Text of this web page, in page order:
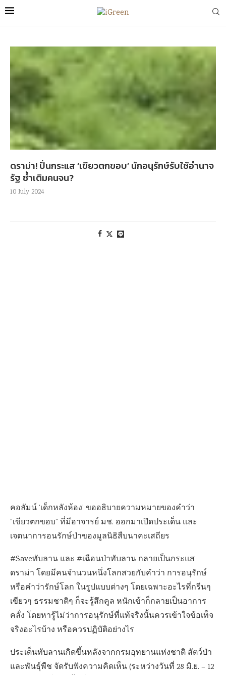
ดราม่า! ปั่นกระแส ‘เขียวตกขอบ’ นักอนุรักษ์รับใช้อำนาจ
รัฐ ซ้ำเติมคนจน?
10 July 2024
คอลัมน์ ‘เด็กหลังห้อง’ ขออธิบายความหมายของคำว่า
“เขียวตกขอบ” ที่มีอาจารย์ มช. ออกมาเปิดประเด็น และ
เจตนาการอนรักษ์ป่าของมูลนิธิสืบนาคะเสถียร
#Saveทับลาน และ #เฉือนป่าทับลาน กลายเป็นกระแส
ดราม่า โดยมีคนจำนวนหนึ่งโลกสวยกับคำว่า การอนุรักษ์
หรือคำว่ารักษ์โลก ในรูปแบบต่างๆ โดยเฉพาะอะไรที่กรีนๆ
เขียวๆ ธรรมชาติๆ ก็จะรู้สึกคูล หนักเข้าก็กลายเป็นอาการ
คลั่ง โดยหารู้ไม่ว่าการอนุรักษ์ที่แท้จริงนั้นควรเข้าใจข้อเท็จ
จริงอะไรบ้าง หรือควรปฏิบัติอย่างไร
ประเด็นทับลานเกิดขึ้นหลังจากกรมอุทยานแห่งชาติ สัตว์ป่า
และพันธุ์พืช จัดรับฟังความคิดเห็น (ระหว่างวันที่ 28 มิ.ย. – 12